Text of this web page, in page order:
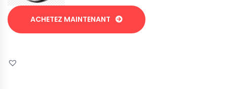
ACHETEZ MAINTENANT